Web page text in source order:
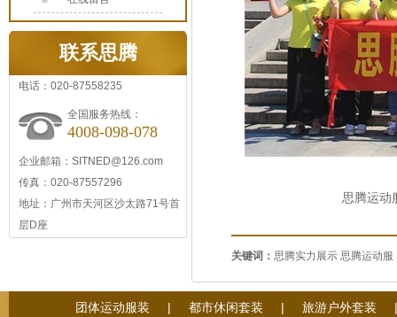
联系思腾
电话：020-87558235
全国服务热线：
4008-098-078
企业邮箱：SITNED@126.com
传真：020-87557296
地址：广州市天河区沙太路71号首
层D座
思腾运动服装定制
关键词： 思腾实力展示 思腾运动服
团体运动服装 | 都市休闲套装 | 旅游户外套装